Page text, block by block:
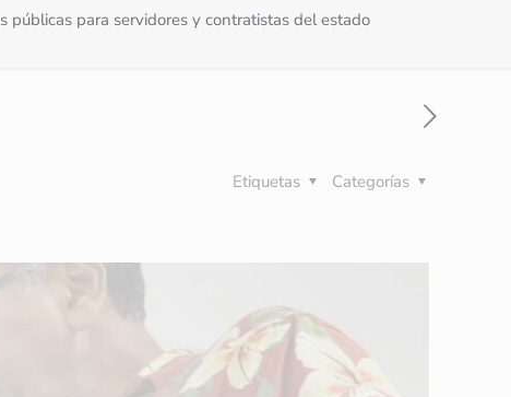
públicas para servidores y contratistas del estado
Categorías
Etiquetas